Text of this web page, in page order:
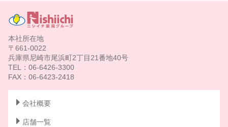
本社所在地
〒661-0022
兵庫県尼崎市尾浜町2丁目21番地40号
TEL：06-6426-3300
FAX：06-6423-2418
会社概要
店舗一覧